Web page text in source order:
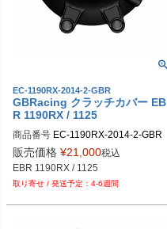
EC-1190RX-2014-2-GBR
GBRacing クラッチカバー EB
R 1190RX / 1125
商品番号 EC-1190RX-2014-2-GBR
gbr_EC-1190RX-2014-2-GBR
販売価格 ¥21,000税込
EBR 1190RX / 1125
4-6週間